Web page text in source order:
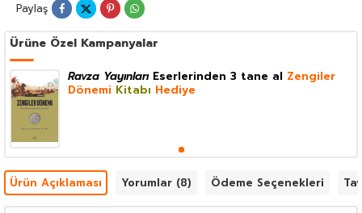
Paylaş
Ürüne Özel Kampanyalar
Ravza Yayınları Eserlerinden 3 tane al Zengiler
Dönemi Kitabı Hediye
Ürün Açıklaması Yorumlar (8) Ödeme Seçenekleri